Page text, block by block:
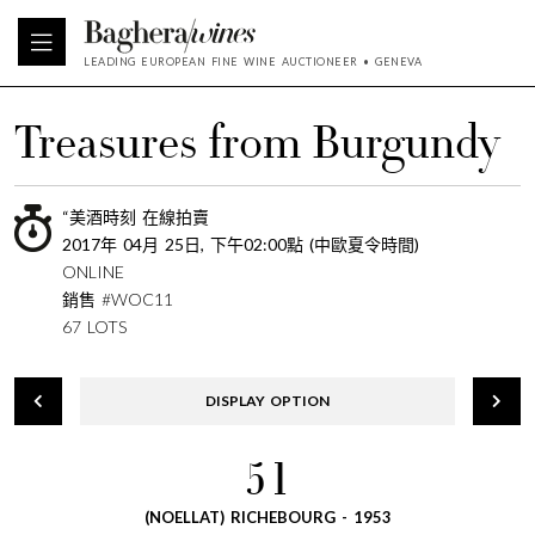
LEADING EUROPEAN FINE WINE AUCTIONEER • GENEVA
Treasures from Burgundy
“美酒時刻 在線拍賣
2017年 04月 25日, 下午02:00點 (中歐夏令時間)
ONLINE
銷售 #WOC11
67 LOTS
DISPLAY OPTION
51
(NOELLAT) RICHEBOURG - 1953